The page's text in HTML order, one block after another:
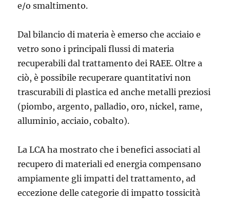
e/o smaltimento.
Dal bilancio di materia è emerso che acciaio e
vetro sono i principali flussi di materia
recuperabili dal trattamento dei RAEE. Oltre a
ciò, è possibile recuperare quantitativi non
trascurabili di plastica ed anche metalli preziosi
(piombo, argento, palladio, oro, nickel, rame,
alluminio, acciaio, cobalto).
La LCA ha mostrato che i benefici associati al
recupero di materiali ed energia compensano
ampiamente gli impatti del trattamento, ad
eccezione delle categorie di impatto tossicità